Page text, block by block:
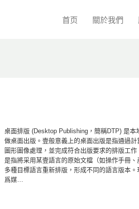
首页 關於我們
桌面排版 (Desktop Publishing，簡稱DTP) 是
做桌面出版。壹般意義上的桌面出版是指通過
圖形圖像處理，並完成符合出版要求的排版工
是指將采用某壹語言的原始文檔（如操作手冊
多種目標語言重新排版，形成不同的語言版本
爲媒…